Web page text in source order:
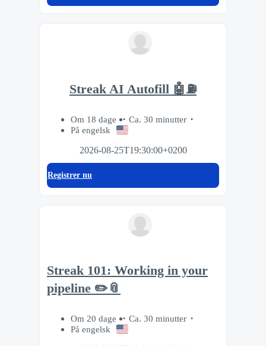
Streak AI Autofill 🤖⛽️
Om 18 dage
Ca. 30 minutter
På engelsk
2026-08-25T19:30:00+0200
Registrer nu
Streak 101: Working in your
pipeline ✏️📎
Om 20 dage
Ca. 30 minutter
På engelsk